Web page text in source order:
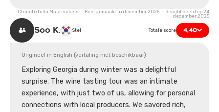
Churchkhela Masterclass Reis gemaakt in december 2025 Gepubliceerd op 24
december 2025
Soo K. Stel Totale score 4,40
Origineel in English (vertaling niet beschikbaar)
Exploring Georgia during winter was a delightful
surprise. The wine tasting tour was an intimate
experience, with just two of us, allowing for personal
connections with local producers. We savored rich,